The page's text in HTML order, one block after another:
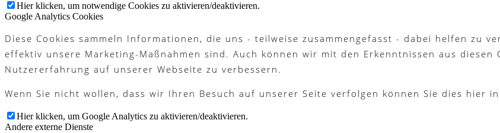
Hier klicken, um notwendige Cookies zu aktivieren/deaktivieren.
Google Analytics Cookies
Diese Cookies sammeln Informationen, die uns - teilweise zusammengefasst - dabei helfen zu
effektiv unsere Marketing-Maßnahmen sind. Auch können wir mit den Erkenntnissen aus diesen
Nutzererfahrung auf unserer Webseite zu verbessern.
Wenn Sie nicht wollen, dass wir Ihren Besuch auf unserer Seite verfolgen können Sie dies hier
Hier klicken, um Google Analytics zu aktivieren/deaktivieren.
Andere externe Dienste